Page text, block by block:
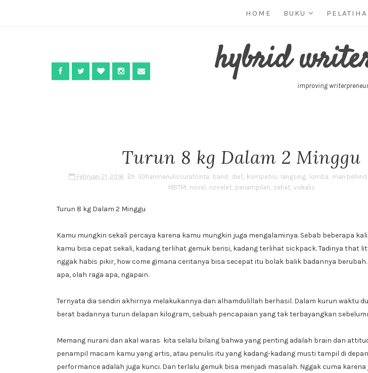
HOME BUKU
hybrid
improving
Turun 8 kg Dalam 2 Minggu
Februari 21, 2016 30harimenulissuratcinta, band , diet, kompetisi, langsing, lomba, man
MBTM, novel , novelet, penampilan, sehat, vokalis
Turun 8 kg Dalam 2 Minggu
Kamu mungkin sekali percaya karena kamu mungkin juga mengalaminya. Sebab beberapa
kamu bisa cepat sekali, kadang terlihat gemuk berisi, kadang terlihat sickpack. Tadinya that
nggak habis pikir, how come gimana ceritanya bisa secepat itu bolak balik badannya
apa, olah raga apa, ngapain.
Ternyata dia sendiri akhirnya melakukannya dan alhamdulillah berhasil. Dalam kurun waktu
berat badannya turun delapan kilogram, sebuah pencapaian yang tak terbayangkan
Memang nurani dan akal waras kita selalu bilang bahwa yang penting adalah brain dan
penampil macam kamu yang artis, atau penulis itu yang kadang-kadang musti tampil di
performance adalah juga kunci. Dan terlalu gemuk bisa menjadi masalah. Nggak cuma